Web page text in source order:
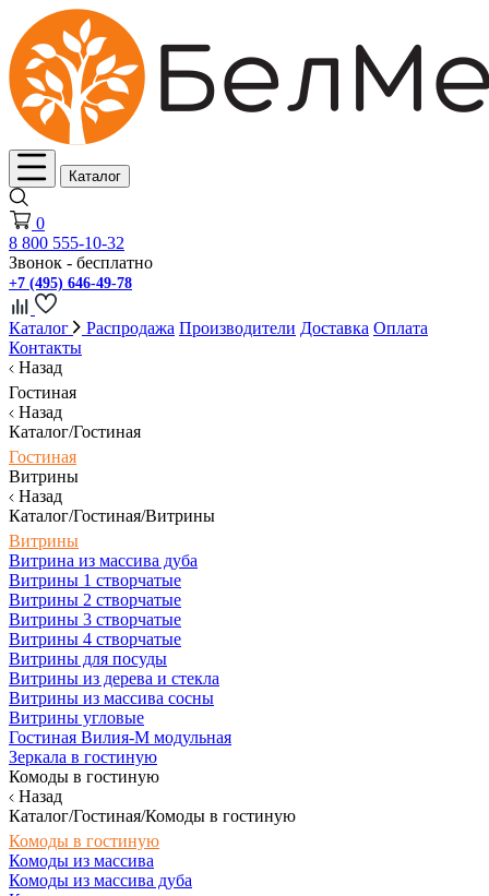
Каталог
0
8 800 555-10-32
Звонок - бесплатно
+7 (495) 646-49-78
Каталог Распродажа Производители Доставка Оплата
Контакты
Назад
Гостиная
Назад
Каталог/Гостиная
Гостиная
Витрины
Назад
Каталог/Гостиная/Витрины
Витрины
Витрина из массива дуба
Витрины 1 створчатые
Витрины 2 створчатые
Витрины 3 створчатые
Витрины 4 створчатые
Витрины для посуды
Витрины из дерева и стекла
Витрины из массива сосны
Витрины угловые
Гостиная Вилия-М модульная
Зеркала в гостиную
Комоды в гостиную
Назад
Каталог/Гостиная/Комоды в гостиную
Комоды в гостиную
Комоды из массива
Комоды из массива дуба